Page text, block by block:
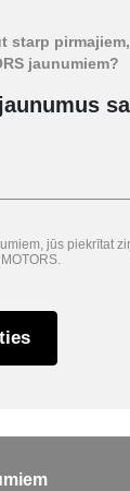
starp
jaunumiem?
jūs piekrītat